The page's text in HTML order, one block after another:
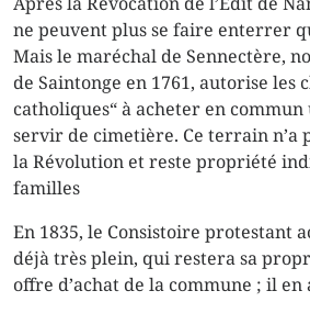
ne peuvent plus se faire enterrer
Mais le maréchal de Sennectère,
de Saintonge en 1761, autorise les
catholiques“ à acheter en
servir de cimetière. Ce terrain n’a
la Révolution et reste propriété
familles
En 1835, le Consistoire protestant
déjà très plein, qui restera sa
offre d’achat de la commune ; il